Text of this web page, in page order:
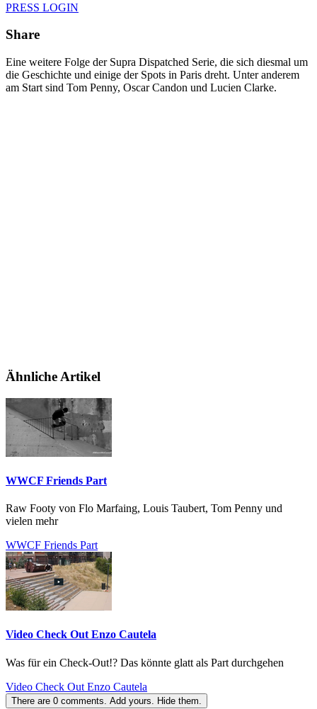
PRESS LOGIN
Share
Eine weitere Folge der Supra Dispatched Serie, die sich diesmal um
die Geschichte und einige der Spots in Paris dreht. Unter anderem
am Start sind Tom Penny, Oscar Candon und Lucien Clarke.
Ähnliche Artikel
WWCF Friends Part
Raw Footy von Flo Marfaing, Louis Taubert, Tom Penny und
vielen mehr
WWCF Friends Part
Video Check Out Enzo Cautela
Was für ein Check-Out!? Das könnte glatt als Part durchgehen
Video Check Out Enzo Cautela
There are 0 comments. Add yours. Hide them.